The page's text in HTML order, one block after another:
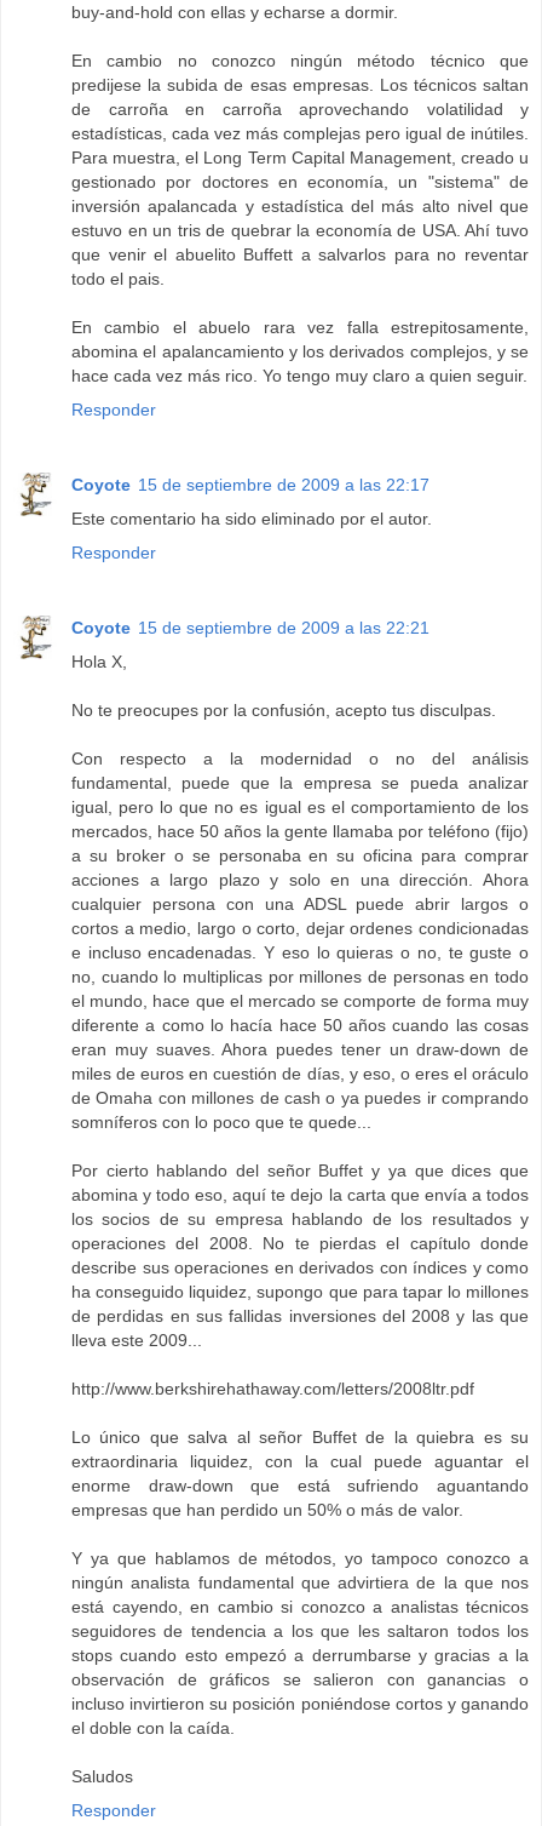
buy-and-hold con ellas y echarse a dormir.
En cambio no conozco ningún método técnico que
predijese la subida de esas empresas. Los técnicos saltan
de carroña en carroña aprovechando volatilidad y
estadísticas, cada vez más complejas pero igual de inútiles.
Para muestra, el Long Term Capital Management, creado u
gestionado por doctores en economía, un "sistema" de
inversión apalancada y estadística del más alto nivel que
estuvo en un tris de quebrar la economía de USA. Ahí tuvo
que venir el abuelito Buffett a salvarlos para no reventar
todo el pais.
En cambio el abuelo rara vez falla estrepitosamente,
abomina el apalancamiento y los derivados complejos, y se
hace cada vez más rico. Yo tengo muy claro a quien seguir.
Responder
Coyote 15 de septiembre de 2009 a las 22:17
Este comentario ha sido eliminado por el autor.
Responder
Coyote 15 de septiembre de 2009 a las 22:21
Hola X,
No te preocupes por la confusión, acepto tus disculpas.
Con respecto a la modernidad o no del análisis
fundamental, puede que la empresa se pueda analizar
igual, pero lo que no es igual es el comportamiento de los
mercados, hace 50 años la gente llamaba por teléfono (fijo)
a su broker o se personaba en su oficina para comprar
acciones a largo plazo y solo en una dirección. Ahora
cualquier persona con una ADSL puede abrir largos o
cortos a medio, largo o corto, dejar ordenes condicionadas
e incluso encadenadas. Y eso lo quieras o no, te guste o
no, cuando lo multiplicas por millones de personas en todo
el mundo, hace que el mercado se comporte de forma muy
diferente a como lo hacía hace 50 años cuando las cosas
eran muy suaves. Ahora puedes tener un draw-down de
miles de euros en cuestión de días, y eso, o eres el oráculo
de Omaha con millones de cash o ya puedes ir comprando
somníferos con lo poco que te quede...
Por cierto hablando del señor Buffet y ya que dices que
abomina y todo eso, aquí te dejo la carta que envía a todos
los socios de su empresa hablando de los resultados y
operaciones del 2008. No te pierdas el capítulo donde
describe sus operaciones en derivados con índices y como
ha conseguido liquidez, supongo que para tapar lo millones
de perdidas en sus fallidas inversiones del 2008 y las que
lleva este 2009...
http://www.berkshirehathaway.com/letters/2008ltr.pdf
Lo único que salva al señor Buffet de la quiebra es su
extraordinaria liquidez, con la cual puede aguantar el
enorme draw-down que está sufriendo aguantando
empresas que han perdido un 50% o más de valor.
Y ya que hablamos de métodos, yo tampoco conozco a
ningún analista fundamental que advirtiera de la que nos
está cayendo, en cambio si conozco a analistas técnicos
seguidores de tendencia a los que les saltaron todos los
stops cuando esto empezó a derrumbarse y gracias a la
observación de gráficos se salieron con ganancias o
incluso invirtieron su posición poniéndose cortos y ganando
el doble con la caída.
Saludos
Responder